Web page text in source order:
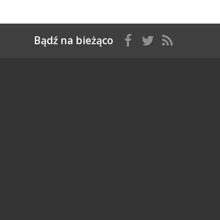
Bądź na bieżąco